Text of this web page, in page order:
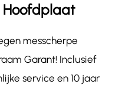
messcherpe
Garant! Inclusief
service en 10 jaar